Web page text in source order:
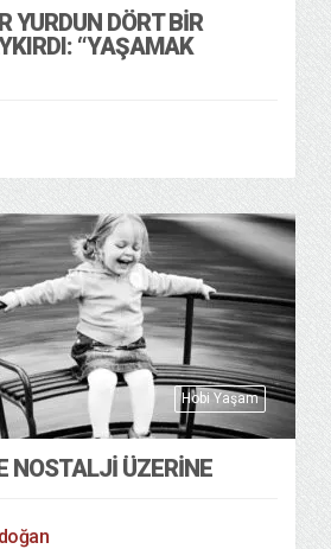
YURDUN DÖRT BIR
“YAŞAMAK
Hobi Yaşam
NOSTALJI ÜZERINE